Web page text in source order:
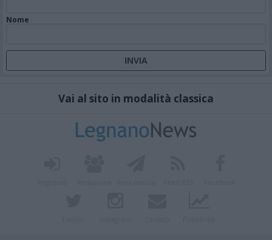
Nome
Vai al sito in modalità classica